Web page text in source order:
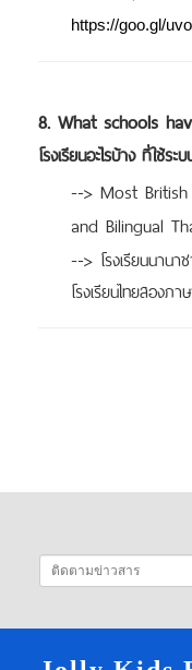
https://goo.gl/
8. What schools
โรงเรียนอะไรบ้าง ที่ใช้ร
--> Most
and Bilingual
--> โรงเรียนนาน
โรงเรียนไทยสองภ